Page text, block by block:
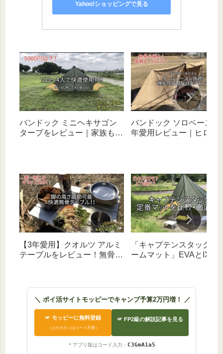
Yahoo!ショッピングで見る
バンドック ミニヘキサゴン
タープをレビュー｜家族もソ
バンドック ソロベース
年愛用レビュー｜ヒロシ
【3年愛用】クオルツ アルミ
テーブルをレビュー！無骨な
「キャプテンスタッグ フ
ームマット」EVAとIXPE
＼ ポイ活サイトモッピーでキャンプ予算2万円増！ ／
☞ モッピーに無料登録
（上のボタンはコード不要）
☞ FP2級の解説記事を見る
＊アプリ版はコード入力： C3GmA1a5